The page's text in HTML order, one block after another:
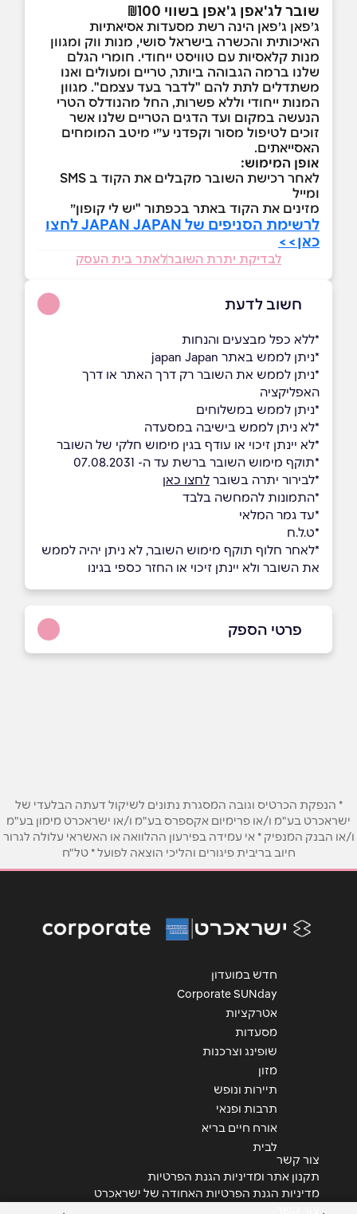
שובר לג'אפן ג'אפן בשווי ₪100
ג׳פאן ג׳פאן הינה רשת מסעדות אסיאתיות
האיכותית והכשרה בישראל סושי, מנות ווק ומגוון
מנות קלאסיות עם טוויסט ייחודי. חומרי הגלם
שלנו ברמה הגבוהה ביותר, טריים ומעולים ואנו
משתדלים לתת להם "לדבר בעד עצמם". מגוון
המנות ייחודי וללא פשרות, החל מהנודלס הטרי
הנעשה במקום ועד הדגים הטריים שלנו אשר
זוכים לטיפול מסור וקפדני ע״י מיטב המומחים
האסייאתים.
אופן המימוש:
לאחר רכישת השובר מקבלים את הקוד ב SMS
ומייל
מזינים את הקוד באתר בכפתור "יש לי קופון״
לרשימת הסניפים של JAPAN JAPAN לחצו
כאן>>
לבדיקת יתרת השוברלאתר בית העסק
חשוב לדעת
*ללא כפל מבצעים והנחות
*ניתן לממש באתר japan Japan
*ניתן לממש את השובר רק דרך האתר או דרך
האפליקציה
*ניתן לממש במשלוחים
*לא ניתן לממש בישיבה במסעדה
*לא יינתן זיכוי או עודף בגין מימוש חלקי של השובר
*תוקף מימוש השובר ברשת עד ה- 07.08.2031
*לבירור יתרה בשובר לחצו כאן
*התמונות להמחשה בלבד
*עד גמר המלאי
*ט.ל.ח
*לאחר חלוף תוקף מימוש השובר, לא ניתן יהיה לממש
את השובר ולא יינתן זיכוי או החזר כספי בגינו
פרטי הספק
טלפון*
נושא *
הודעה*
* הנפקת הכרטיס וגובה המסגרת נתונים לשיקול דעתה הבלעדי של
ישראכרט בע"מ ו/או פרימיום אקספרס בע"מ ו/או ישראכרט מימון בע"מ
ו/או הבנק המנפיק * אי עמידה בפירעון ההלוואה או האשראי עלולה לגרור
חיוב בריבית פיגורים והליכי הוצאה לפועל * טל"ח
חדש במועדון
Corporate SUNday
אטרקציות
מסעדות
שופינג וצרכנות
מזון
תיירות ונופש
תרבות ופנאי
אורח חיים בריא
לבית
צור קשר
תקנון אתר ומדיניות הגנת הפרטיות
מדיניות הגנת הפרטיות האחודה של ישראכרט